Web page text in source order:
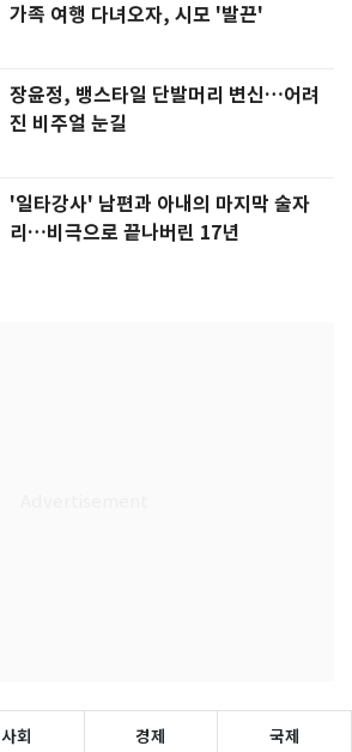
가족 여행 다녀오자, 시모 '발끈'
장윤정, 뱅스타일 단발머리 변신…어려
진 비주얼 눈길
'일타강사' 남편과 아내의 마지막 술자
리…비극으로 끝나버린 17년
사회 경제 국제